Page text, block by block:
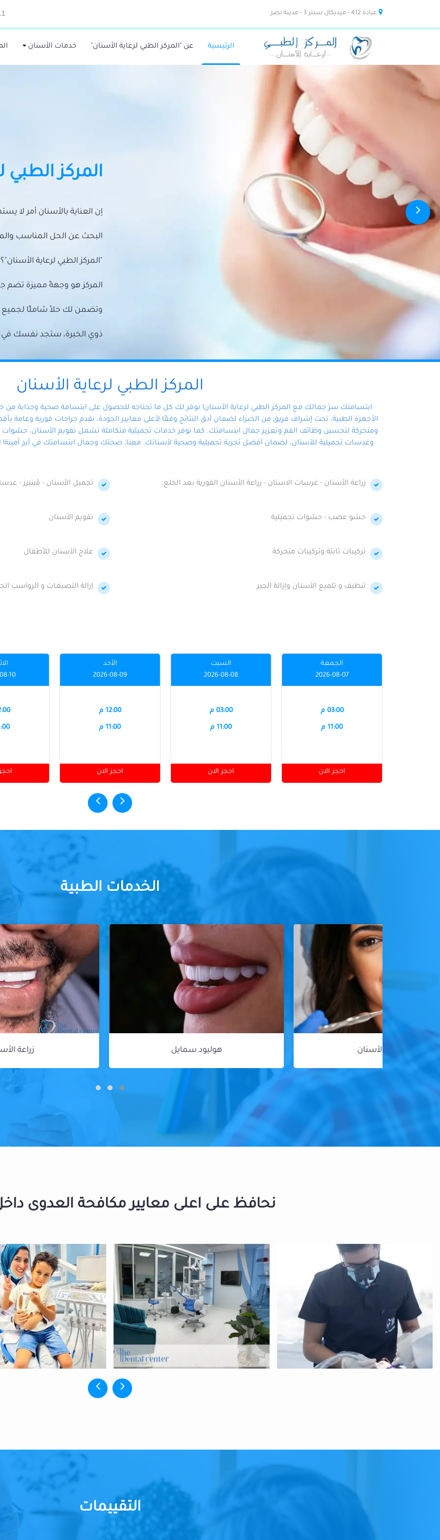
عيادة 412 - ميديكال سنتر 3 - مدينة نصر
الرئيسية عن "المركز الطبي لرعاية الأسنان" خدمات الأسنان
المركز الطبي
إن العناية بالأسنان أمر لا
البحث عن الحل المناسب
"المركز الطبي لرعاية الأسنان"؟
المركز هو وجهةً مميزة تضم
وتضمن لك حلاً شاملًا
ذوي الخبرة، ستجد نفسك في
المركز الطبي لرعاية الأسنان
ابتسامتك سرّ جمالك مع المركز الطبي لرعاية الأسنان! نوفر لك كل ما تحتاجه للحصول على ابتسامة صحية وجذابة
الأجهزة الطبية، تحت إشراف فريق من الخبراء لضمان أدق النتائج وفقًا لأعلى معايير الجودة. نقدم جراحات فورية وعامة
ومتحركة لتحسين وظائف الفم وتعزيز جمال ابتسامتك. كما نوفر خدمات تجميلية متكاملة تشمل تقويم الأسنان، حشوات
وعدسات تجميلية للأسنان، لضمان أفضل تجربة تجميلية وصحية لأسنانك. معنا، صحتك وجمال ابتسامتك في أيدٍ أمينة!
زراعة الأسنان - غرسات الاسنان - زراعة الأسنان الفورية بعد الخلع. تجميل الأسنان - ڤينيرز -
حشو عصب - حشوات تجميلية تقويم الأسنان
تركيبات ثابتة وتركيبات متحركة علاج الأسنان للأطفال
تنظيف و تلميع الأسنان وإزالة الجير إزالة التصبغات و الرواسب
الجمعة
2026-08-07
03:00 م
11:00 م
احجز الان
السبت
2026-08-08
03:00 م
11:00 م
احجز الان
الأحد
2026-08-09
12:00 م
11:00 م
احجز الان
10
الخدمات الطبية
نحافظ على اعلى معايير مكافحة العدوى
التقييمات